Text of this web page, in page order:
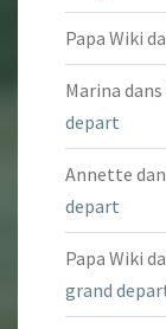
Papa Wiki
Marina dans
depart
Annette
depart
Papa Wiki
grand